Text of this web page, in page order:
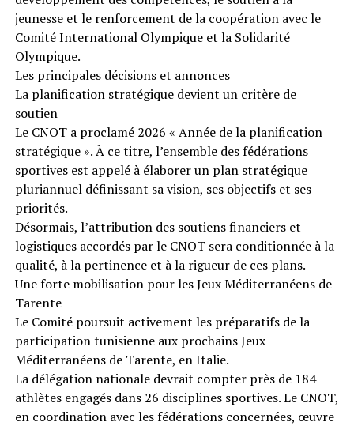
jeunesse et le renforcement de la coopération avec le
Comité International Olympique et la Solidarité
Olympique.
Les principales décisions et annonces
La planification stratégique devient un critère de
soutien
Le CNOT a proclamé 2026 « Année de la planification
stratégique ». À ce titre, l’ensemble des fédérations
sportives est appelé à élaborer un plan stratégique
pluriannuel définissant sa vision, ses objectifs et ses
priorités.
Désormais, l’attribution des soutiens financiers et
logistiques accordés par le CNOT sera conditionnée à la
qualité, à la pertinence et à la rigueur de ces plans.
Une forte mobilisation pour les Jeux Méditerranéens de
Tarente
Le Comité poursuit activement les préparatifs de la
participation tunisienne aux prochains Jeux
Méditerranéens de Tarente, en Italie.
La délégation nationale devrait compter près de 184
athlètes engagés dans 26 disciplines sportives. Le CNOT,
en coordination avec les fédérations concernées, œuvre